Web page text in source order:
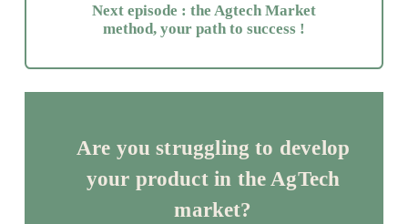
Next episode : the Agtech Market
method, your path to success !
Are you struggling to develop
your product in the AgTech
market?